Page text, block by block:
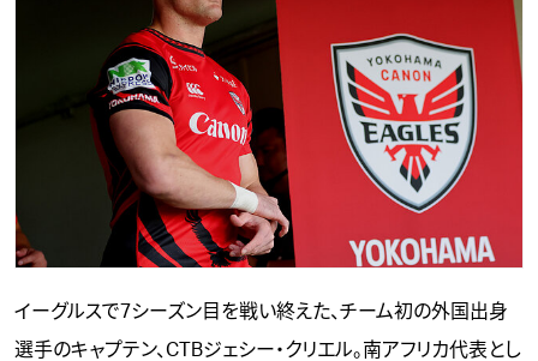
イーグルスで7シーズン目を戦い終えた、チーム初の外国出身
選手のキャプテン、CTBジェシー・クリエル。南アフリカ代表とし